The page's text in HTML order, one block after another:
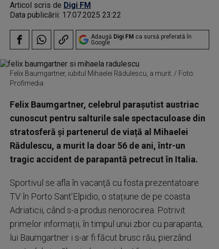
Articol scris de Digi FM
Data publicării: 17.07.2025 23:22
Adaugă Digi FM ca sursă preferată în
Google
Felix Baumgartner, iubitul Mihaelei Rădulescu, a murit. / Foto:
Profimedia
Felix Baumgartner, celebrul parașutist austriac
cunoscut pentru salturile sale spectaculoase din
stratosferă și partenerul de viață al Mihaelei
Rădulescu, a murit la doar 56 de ani, într-un
tragic accident de parapantă petrecut în Italia.
Sportivul se afla în vacanță cu fosta prezentatoare
TV în Porto Sant’Elpidio, o stațiune de pe coasta
Adriaticii, când s-a produs nenorocirea. Potrivit
primelor informații, în timpul unui zbor cu parapanta,
lui Baumgartner i s-ar fi făcut brusc rău, pierzând